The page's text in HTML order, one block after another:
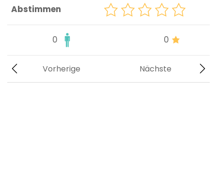
Abstimmen
0 0
Nächste
Vorherige